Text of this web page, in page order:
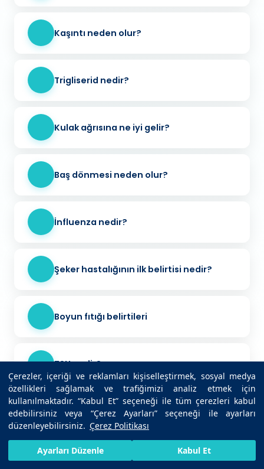
Çerezler, içeriği ve reklamları kişiselleştirmek, sosyal medya
özellikleri sağlamak ve trafiğimizi analiz etmek için
kullanılmaktadır. “Kabul Et” seçeneği ile tüm çerezleri kabul
edebilirsiniz veya “Çerez Ayarları” seçeneği ile ayarları
düzenleyebilirsiniz. Çerez Politikası
Ayarları Düzenle Kabul Et
Kaşıntı neden olur?
Trigliserid nedir?
Kulak ağrısına ne iyi gelir?
Baş dönmesi neden olur?
İnfluenza nedir?
Şeker hastalığının ilk belirtisi nedir?
Boyun fıtığı belirtileri
TSH nedir?
HIZLI RANDEVU AL BIZE ULAŞIN